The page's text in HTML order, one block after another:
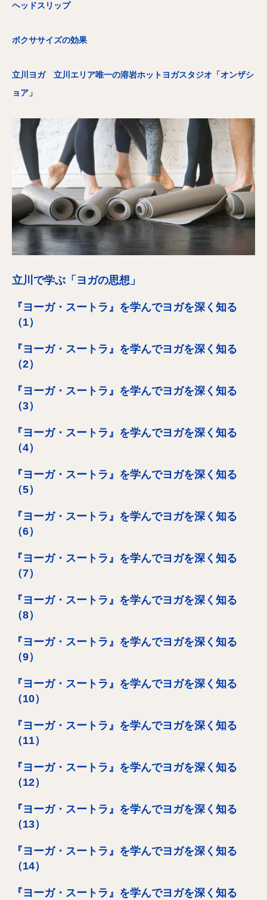
ヘッドスリップ
ボクササイズの効果
立川ヨガ 立川エリア唯一の溶岩ホットヨガスタジオ「オンザシ
ョア」
立川で学ぶ「ヨガの思想」
『ヨーガ・スートラ』を学んでヨガを深く知る
（1）
『ヨーガ・スートラ』を学んでヨガを深く知る
（2）
『ヨーガ・スートラ』を学んでヨガを深く知る
（3）
『ヨーガ・スートラ』を学んでヨガを深く知る
（4）
『ヨーガ・スートラ』を学んでヨガを深く知る
（5）
『ヨーガ・スートラ』を学んでヨガを深く知る
（6）
『ヨーガ・スートラ』を学んでヨガを深く知る
（7）
『ヨーガ・スートラ』を学んでヨガを深く知る
（8）
『ヨーガ・スートラ』を学んでヨガを深く知る
（9）
『ヨーガ・スートラ』を学んでヨガを深く知る
（10）
『ヨーガ・スートラ』を学んでヨガを深く知る
（11）
『ヨーガ・スートラ』を学んでヨガを深く知る
（12）
『ヨーガ・スートラ』を学んでヨガを深く知る
（13）
『ヨーガ・スートラ』を学んでヨガを深く知る
（14）
『ヨーガ・スートラ』を学んでヨガを深く知る